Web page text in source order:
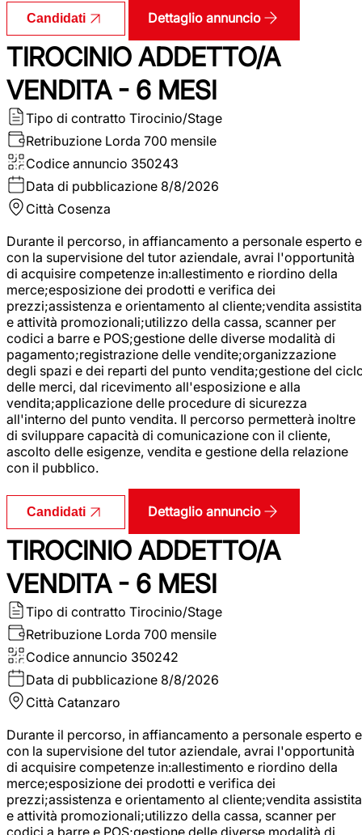
Candidati Dettaglio annuncio
TIROCINIO ADDETTO/A
VENDITA - 6 MESI
Tipo di contratto Tirocinio/Stage
Retribuzione Lorda 700 mensile
Codice annuncio 350243
Data di pubblicazione 8/8/2026
Città Cosenza
Durante il percorso, in affiancamento a personale esperto e
con la supervisione del tutor aziendale, avrai l'opportunità
di acquisire competenze in:allestimento e riordino della
merce;esposizione dei prodotti e verifica dei
prezzi;assistenza e orientamento al cliente;vendita assistita
e attività promozionali;utilizzo della cassa, scanner per
codici a barre e POS;gestione delle diverse modalità di
pagamento;registrazione delle vendite;organizzazione
degli spazi e dei reparti del punto vendita;gestione del
delle merci, dal ricevimento all'esposizione e alla
vendita;applicazione delle procedure di sicurezza
all'interno del punto vendita. Il percorso permetterà inoltre
di sviluppare capacità di comunicazione con il cliente,
ascolto delle esigenze, vendita e gestione della relazione
con il pubblico.
Candidati Dettaglio annuncio
TIROCINIO ADDETTO/A
VENDITA - 6 MESI
Tipo di contratto Tirocinio/Stage
Retribuzione Lorda 700 mensile
Codice annuncio 350242
Data di pubblicazione 8/8/2026
Città Catanzaro
Durante il percorso, in affiancamento a personale esperto e
con la supervisione del tutor aziendale, avrai l'opportunità
di acquisire competenze in:allestimento e riordino della
merce;esposizione dei prodotti e verifica dei
prezzi;assistenza e orientamento al cliente;vendita assistita
e attività promozionali;utilizzo della cassa, scanner per
codici a barre e POS;gestione delle diverse modalità di